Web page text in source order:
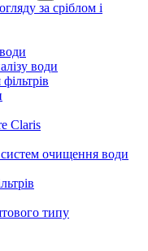
за сріблом і
води
Claris
очищення води
типу